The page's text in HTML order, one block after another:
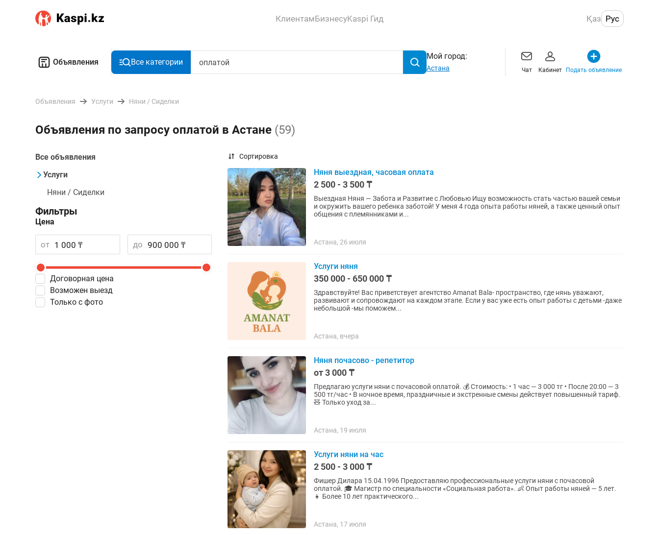
КлиентамБизнесуKaspi Гид Қаз Рус
Объявления Все категории
Мой город:
Астана Чат Кабинет Подать объявление
Объявления Услуги Няни / Сиделки
Объявления по запросу оплатой в Астане (59)
Все объявления
Услуги
Няни / Сиделки
Фильтры
Цена
от до
Договорная цена
Возможен выезд
Только с фото
Сортировка
Няня выездная, часовая оплата
2 500 - 3 500 ₸
Выездная Няня — Забота и Развитие с Любовью Ищу возможность стать частью вашей семьи
и окружить вашего ребенка заботой! У меня 4 года опыта работы няней, а также ценный опыт
общения с племянниками и...
Астана, 26 июля
Услуги няня
350 000 - 650 000 ₸
Здравствуйте! Вас приветствует агентство Amanat Bala- пространство, где нянь уважают,
развивают и сопровождают на каждом этапе. Если у вас уже есть опыт работы с детьми -даже
небольшой -мы поможем...
Астана, вчера
Няня почасово - репетитор
от 3 000 ₸
Предлагаю услуги няни с почасовой оплатой. 💰 Стоимость: • 1 час — 3 000 тг • После 20:00 — 3
500 тг/час • В ночное время, праздничные и экстренные смены действует повышенный тариф.
🧸 Только уход за...
Астана, 19 июля
Услуги няни на час
2 500 - 3 000 ₸
Фишер Дилара 15.04.1996 Предоставляю профессиональные услуги няни с почасовой
оплатой. 🎓 Магистр по специальности «Социальная работа». 👶 Опыт работы няней — 5 лет.
👧 Более 10 лет практического...
Астана, 17 июля